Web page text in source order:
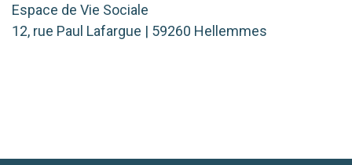
Espace de Vie Sociale
12, rue Paul Lafargue | 59260 Hellemmes